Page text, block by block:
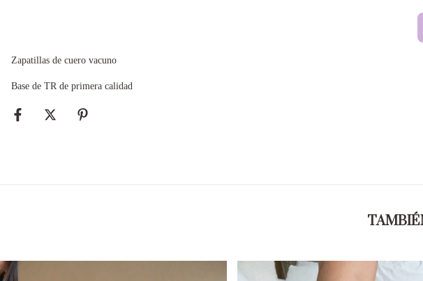
Zapatillas de cuero vacuno
Base de TR de primera calidad